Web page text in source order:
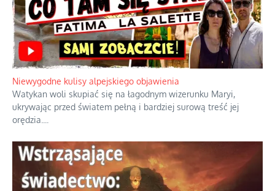
Niewygodne kulisy alpejskiego objawienia
Watykan woli skupiać się na łagodnym wizerunku Maryi,
ukrywając przed światem pełną i bardziej surową treść jej
orędzia.